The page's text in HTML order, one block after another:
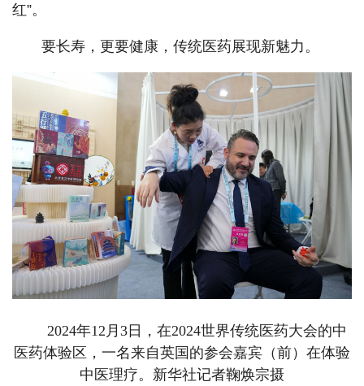
红”。
要长寿，更要健康，传统医药展现新魅力。
2024年12月3日，在2024世界传统医药大会的中
医药体验区，一名来自英国的参会嘉宾（前）在体验
中医理疗。新华社记者鞠焕宗摄